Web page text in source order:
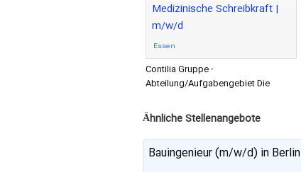
Medizinische Schreibkraft |
m/w/d
Essen
Contilia Gruppe -
Abteilung/Aufgabengebiet Die
mittleren Ruhrgebiet Einrichtungen
des
Ähnliche Stellenangebote
Bauingenieur (m/w/d) in Berlin